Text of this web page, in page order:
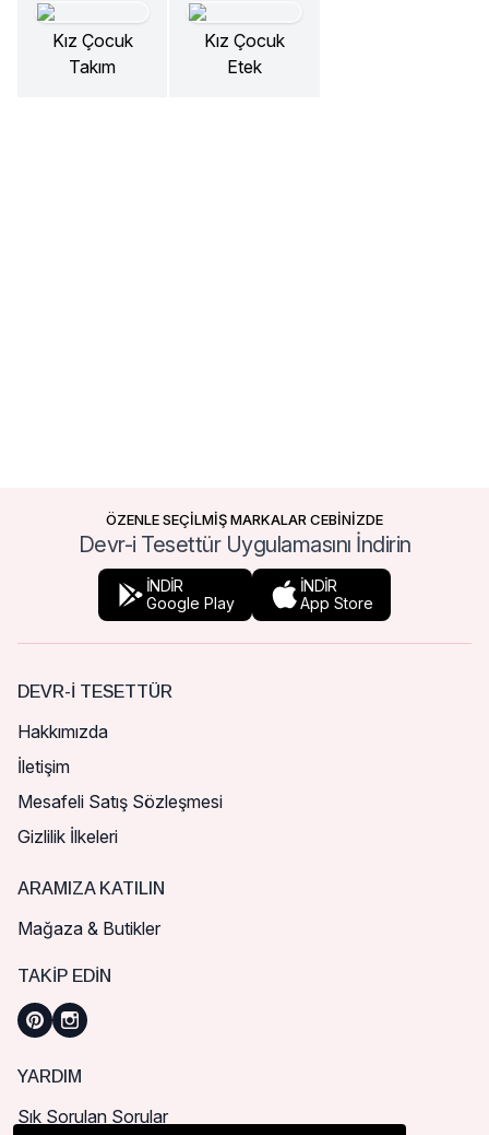
Kız Çocuk
Takım
Kız Çocuk
Etek
ÖZENLE SEÇİLMİŞ MARKALAR CEBİNİZDE
Devr-i Tesettür Uygulamasını İndirin
İNDİR
Google Play
İNDİR
App Store
DEVR-I TESETTÜR
Hakkımızda
İletişim
Mesafeli Satış Sözleşmesi
Gizlilik İlkeleri
ARAMIZA KATILIN
Mağaza & Butikler
TAKIP EDIN
YARDIM
Sık Sorulan Sorular